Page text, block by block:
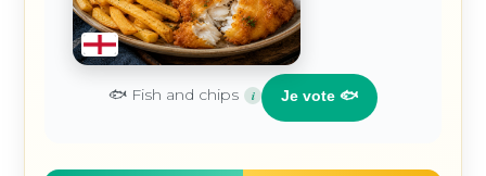
🐟 Fish and chips i Je vote 🐟